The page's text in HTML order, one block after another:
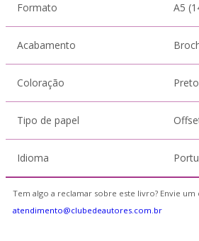
Formato A5
Acabamento
Coloração
Tipo de papel
Idioma
Tem algo a reclamar sobre este livro? Envie um
atendimento@clubedeautores.com.br